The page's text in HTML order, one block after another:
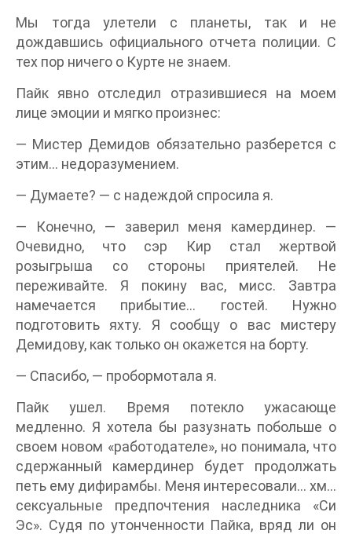
Мы тогда улетели с планеты, так и не
дождавшись официального отчета полиции. С
тех пор ничего о Курте не знаем.
Пайк явно отследил отразившиеся на моем
лице эмоции и мягко произнес:
— Мистер Демидов обязательно разберется с
этим… недоразумением.
— Думаете? — с надеждой спросила я.
— Конечно, — заверил меня камердинер. —
Очевидно, что сэр Кир стал жертвой
розыгрыша со стороны приятелей. Не
переживайте. Я покину вас, мисс. Завтра
намечается прибытие… гостей. Нужно
подготовить яхту. Я сообщу о вас мистеру
Демидову, как только он окажется на борту.
— Спасибо, — пробормотала я.
Пайк ушел. Время потекло ужасающе
медленно. Я хотела бы разузнать побольше о
своем новом «работодателе», но понимала, что
сдержанный камердинер будет продолжать
петь ему дифирамбы. Меня интересовали… хм…
сексуальные предпочтения наследника «Си
Эс». Судя по утонченности Пайка, вряд ли он